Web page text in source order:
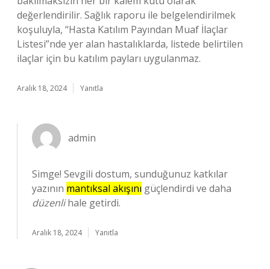
değerlendirilir. Sağlık raporu ile belgelendirilmek
koşuluyla, “Hasta Katılım Payından Muaf İlaçlar
Listesi”nde yer alan hastalıklarda, listede belirtilen
ilaçlar için bu katılım payları uygulanmaz.
Aralık 18, 2024 Yanıtla
admin
Simge! Sevgili dostum, sunduğunuz katkılar
yazının mantıksal akışını güçlendirdi ve daha
düzenlihale getirdi.
Aralık 18, 2024 Yanıtla